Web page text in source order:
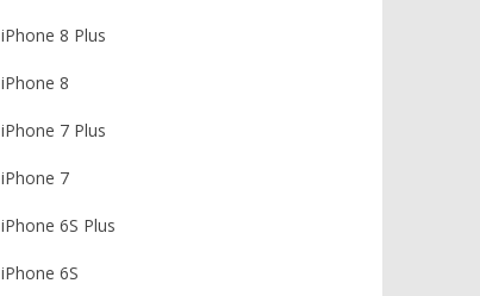
iPhone 8 Plus
iPhone 8
iPhone 7 Plus
iPhone 7
iPhone 6S Plus
iPhone 6S